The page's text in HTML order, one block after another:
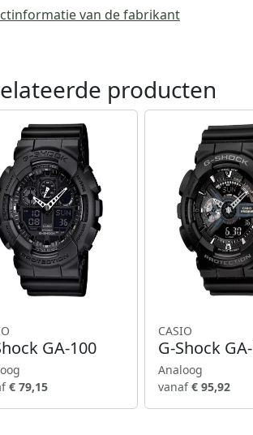
van de fabrikant
producten
GA-100
€ 79,15
CASIO
G-Shock
Analoog
vanaf€ 95,92